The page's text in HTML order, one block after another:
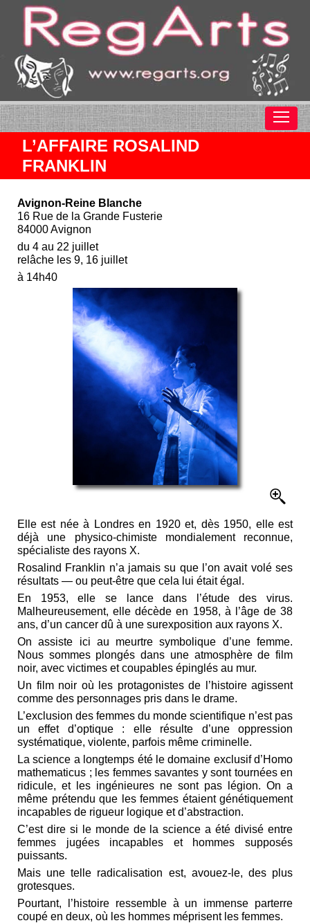
L’AFFAIRE ROSALIND
FRANKLIN
Avignon-Reine Blanche
16 Rue de la Grande Fusterie
84000 Avignon
du 4 au 22 juillet
relâche les 9, 16 juillet
à 14h40
Elle est née à Londres en 1920 et, dès 1950, elle est
déjà une physico‑chimiste mondialement reconnue,
spécialiste des rayons X.
Rosalind Franklin n’a jamais su que l’on avait volé ses
résultats — ou peut‑être que cela lui était égal.
En 1953, elle se lance dans l’étude des virus.
Malheureusement, elle décède en 1958, à l’âge de 38
ans, d’un cancer dû à une surexposition aux rayons X.
On assiste ici au meurtre symbolique d’une femme.
Nous sommes plongés dans une atmosphère de film
noir, avec victimes et coupables épinglés au mur.
Un film noir où les protagonistes de l’histoire agissent
comme des personnages pris dans le drame.
L’exclusion des femmes du monde scientifique n’est pas
un effet d’optique : elle résulte d’une oppression
systématique, violente, parfois même criminelle.
La science a longtemps été le domaine exclusif d’Homo
mathematicus ; les femmes savantes y sont tournées en
ridicule, et les ingénieures ne sont pas légion. On a
même prétendu que les femmes étaient génétiquement
incapables de rigueur logique et d’abstraction.
C’est dire si le monde de la science a été divisé entre
femmes jugées incapables et hommes supposés
puissants.
Mais une telle radicalisation est, avouez‑le, des plus
grotesques.
Pourtant, l’histoire ressemble à un immense parterre
coupé en deux, où les hommes méprisent les femmes.